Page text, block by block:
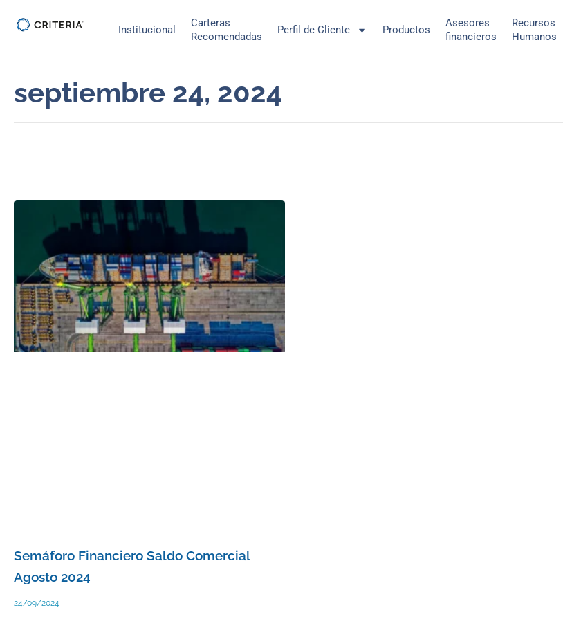
Institucional
Carteras
Recomendadas
Perfil de Cliente Productos
Asesores
financieros
Recursos
Humanos
septiembre 24, 2024
Semáforo Financiero Saldo Comercial
Agosto 2024
24/09/2024